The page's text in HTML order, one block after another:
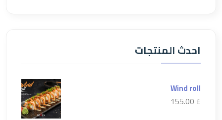
احدث المنتجات
Wind roll
£ 155.00